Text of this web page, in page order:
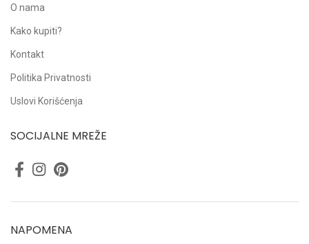
O nama
Kako kupiti?
Kontakt
Politika Privatnosti
Uslovi Korišćenja
SOCIJALNE MREŽE
NAPOMENA